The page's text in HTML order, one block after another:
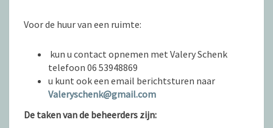
Voor de huur van een ruimte:
kun u contact opnemen met Valery Schenk
telefoon 06 53948869
u kunt ook een email berichtsturen naar
Valeryschenk@gmail.com
De taken van de beheerders zijn: